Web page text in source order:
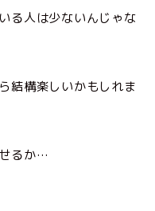
る人は少ないんじゃな
結構楽しいかもしれま
るか…